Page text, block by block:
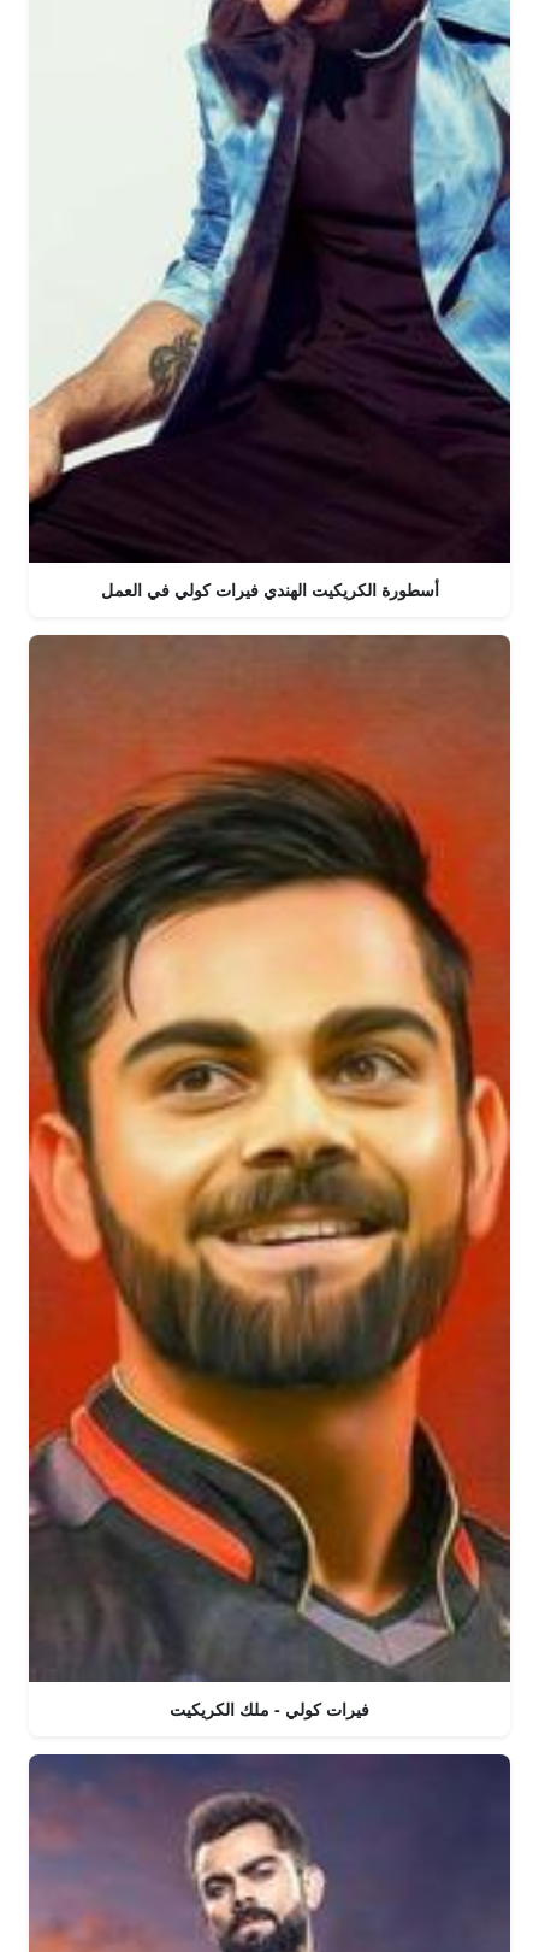
أسطورة الكريكيت الهندي فيرات كولي في العمل
فيرات كولي - ملك الكريكيت